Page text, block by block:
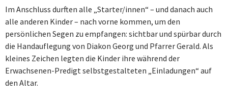
Im Anschluss durften alle „Starter/innen“ – und danach auch
alle anderen Kinder – nach vorne kommen, um den
persönlichen Segen zu empfangen: sichtbar und spürbar durch
die Handauflegung von Diakon Georg und Pfarrer Gerald. Als
kleines Zeichen legten die Kinder ihre während der
Erwachsenen-Predigt selbstgestalteten „Einladungen“ auf
den Altar.